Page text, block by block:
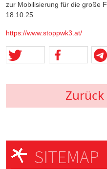
zur Mobilisierung für die große
18.10.25
https://www.stoppwk3.at/
Zurück
SITEMAP